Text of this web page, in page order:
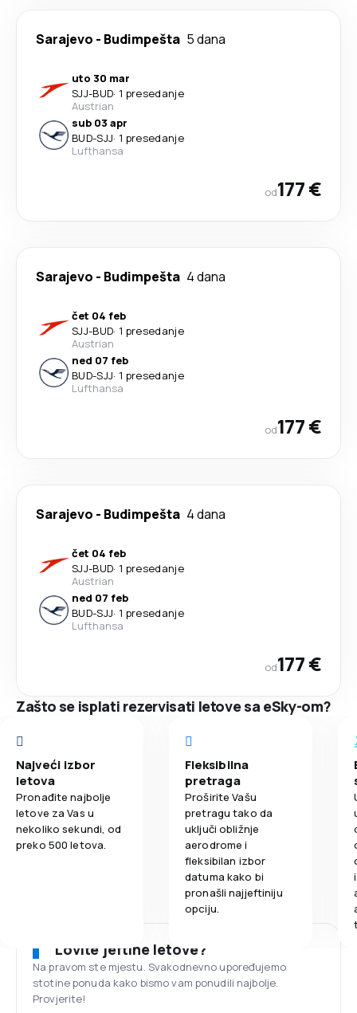
Sarajevo - Budimpešta 5 dana
uto 30 mar
SJJ-BUD· 1 presedanje
Austrian
sub 03 apr
BUD-SJJ· 1 presedanje
Lufthansa
od177 €
Sarajevo - Budimpešta 4 dana
čet 04 feb
SJJ-BUD· 1 presedanje
Austrian
ned 07 feb
BUD-SJJ· 1 presedanje
Lufthansa
od177 €
Sarajevo - Budimpešta 4 dana
čet 04 feb
SJJ-BUD· 1 presedanje
Austrian
ned 07 feb
BUD-SJJ· 1 presedanje
Lufthansa
od177 €
Zašto se isplati rezervisati letove sa eSky-om?
Najveći izbor
letova
Pronađite najbolje
letove za Vas u
nekoliko sekundi, od
preko 500 letova.
Fleksibilna
pretraga
Proširite Vašu
pretragu tako da
uključi obližnje
aerodrome i
fleksibilan izbor
datuma kako bi
pronašli najjeftiniju
opciju.
Lovite jeftine letove?
Na pravom ste mjestu. Svakodnevno upoređujemo
stotine ponuda kako bismo vam ponudili najbolje.
Provjerite!